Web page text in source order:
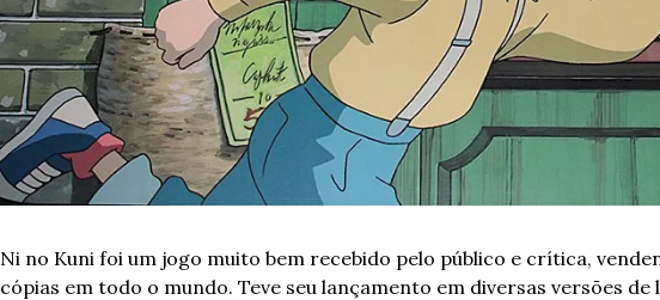
Ni no Kuni foi um jogo muito bem recebido pelo público e crítica,
cópias em todo o mundo. Teve seu lançamento em diversas versões